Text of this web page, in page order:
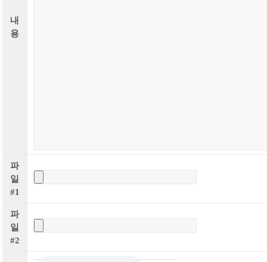
내
용
파
일
#1
파
일
#2